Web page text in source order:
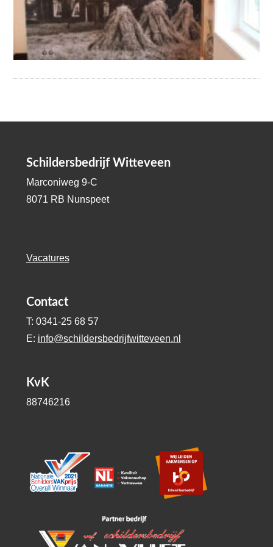
Schildersbedrijf Witteveen
Marconiweg 9-C
8071 RB Nunspeet
Vacatures
Contact
T: 0341-25 68 57
E: info@schildersbedrijfwitteveen.nl
KvK
88746216